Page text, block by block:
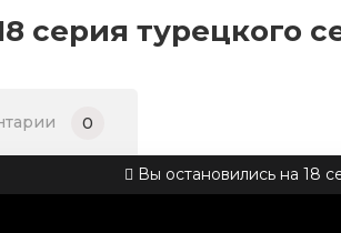
Детектив
Боевик
AveTurk
серия турецкого
0
Вы остановились на 18